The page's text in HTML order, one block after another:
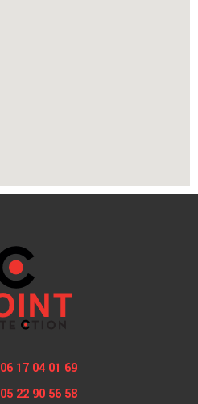
06 17 04 01 69
05 22 90 56 58